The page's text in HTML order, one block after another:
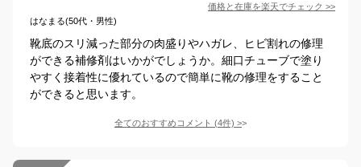
価格と在庫を楽天でチェック >>
はなまる(50代・男性)
靴底のスリ減った部分の肉盛りやハガレ、ヒビ割れの修理
ができる補修剤はいかがでしょうか。細口チューブで塗り
やすく接着性に優れているので簡単に靴の修理をすること
ができると思います。
全てのおすすめコメント (4件) >